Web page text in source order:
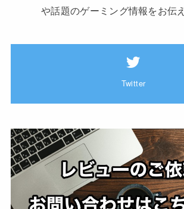
や話題のゲーミング情報をお伝
Twitter